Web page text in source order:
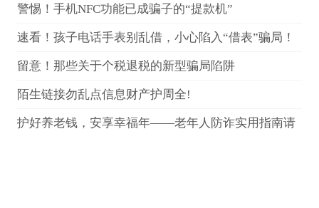
警惕！手机NFC功能已成骗子的“提款机”
速看！孩子电话手表别乱借，小心陷入“借表”骗局！
留意！那些关于个税退税的新型骗局陷阱
陌生链接勿乱点信息财产护周全!
护好养老钱，安享幸福年——老年人防诈实用指南请